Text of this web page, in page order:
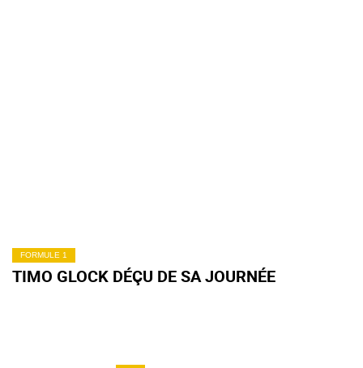
FORMULE 1
TIMO GLOCK DÉÇU DE SA JOURNÉE